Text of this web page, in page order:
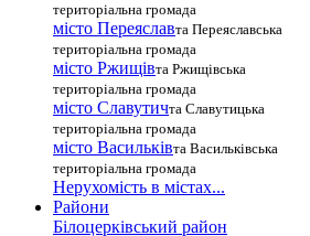
територіальна громада
місто Переяславта Переяславська
територіальна громада
місто Ржищівта Ржищівська
територіальна громада
місто Славутичта Славутицька
територіальна громада
місто Василькiвта Васильківська
територіальна громада
Нерухомість в містах...
Райони
Білоцерківський район